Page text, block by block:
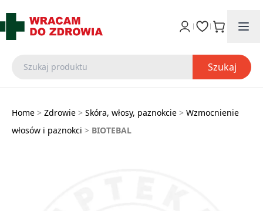
Szukaj
Home > Zdrowie > Skóra, włosy, paznokcie > Wzmocnienie
włosów i paznokci > BIOTEBAL